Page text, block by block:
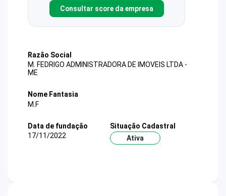
Consultar score da empresa
Razão Social
M. FEDRIGO ADMINISTRADORA DE IMOVEIS LTDA -
ME
Nome Fantasia
M.F
Data de fundação
17/11/2022
Situação Cadastral
Ativa